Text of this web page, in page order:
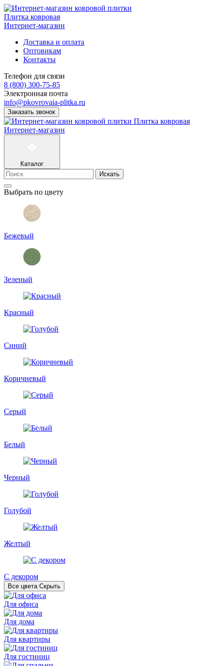
Плитка ковровая
Интернет-магазин
Доставка и оплата
Оптовикам
Контакты
Телефон для связи
8 (800) 300-75-85
Электронная почта
info@pkovrovaia-plitka.ru
Заказать звонок
Плитка ковровая
Интернет-магазин
Каталог
Искать
Выбрать по цвету
Бежевый
Зеленый
Красный
Синий
Коричневый
Серый
Белый
Черный
Голубой
Желтый
С декором
Все цвета Скрыть
Для офиса
Для дома
Для квартиры
Для гостиниц